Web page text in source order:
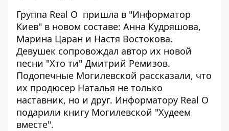
Группа Real O пришла в "Информатор
Киев" в новом составе: Анна Кудряшова,
Марина Царан и Настя Востокова.
Девушек сопровождал автор их новой
песни "Хто ти" Дмитрий Ремизов.
Подопечные Могилевской рассказали, что
их продюсер Наталья не только
наставник, но и друг. Информатору Real O
подарили книгу Могилевской "Худеем
вместе".